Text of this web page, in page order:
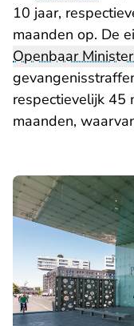
10 jaar,
maanden op. De
Openbaar
respectievelijk 45
maanden,